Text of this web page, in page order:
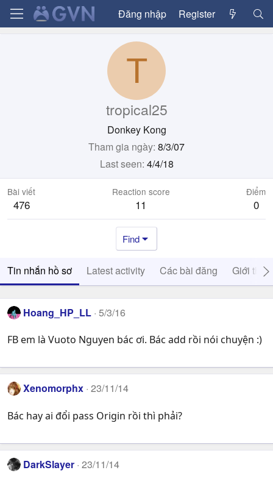
Đăng nhập Register
T
tropical25
Donkey Kong
Tham gia ngày 8/3/07
Last seen 4/4/18
Bài viết
476
Reaction score
11
Điểm
0
Find
Tin nhắn hồ sơ Latest activity Các bài đăng Giới thiệu
Hoang_HP_LL 5/3/16
FB em là Vuoto Nguyen bác ơi. Bác add rồi nói chuyện :)
Xenomorphx 23/11/14
Bác hay ai đổi pass Origin rồi thì phải?
DarkSlayer 23/11/14